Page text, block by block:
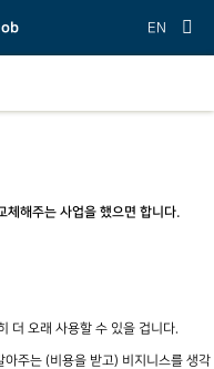
EN
체해주는 사업을 했으면 합니다.
더 오래 사용할 수 있을 겁니다.
주는 (비용을 받고) 비지니스를 생각